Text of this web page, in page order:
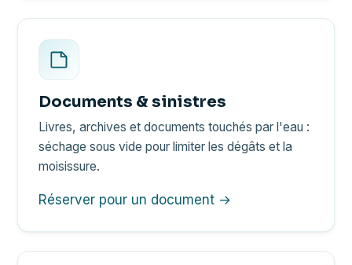
Documents & sinistres
Livres, archives et documents touchés par l'eau :
séchage sous vide pour limiter les dégâts et la
moisissure.
Réserver pour un document →